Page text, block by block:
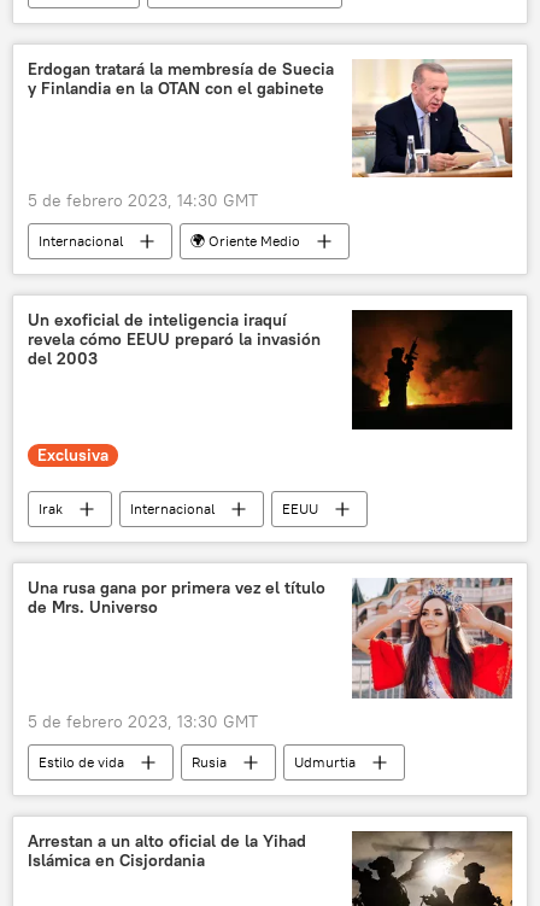
📰 Operación rusa de desmilitarización y desnazificación de Ucrania
Rusia
Ucrania Kramatorsk
Erdogan tratará la membresía de Suecia
y Finlandia en la OTAN con el gabinete
5 de febrero 2023, 14:30 GMT
Internacional
🌍 Oriente Medio
Suecia
Finlandia
Turquía
OTAN
Recep Tayyip Erdogan
Un exoficial de inteligencia iraquí
revela cómo EEUU preparó la invasión
del 2003
Exclusiva
Irak Internacional
EEUU
🛡️ Zonas de conflicto
🌍 Oriente Medio
💬 Opinión y Análisis
🛡️ Historias militares
Guerra de Irak (2003)
Una rusa gana por primera vez el título
de Mrs. Universo
5 de febrero 2023, 13:30 GMT
Estilo de vida Rusia Udmurtia
Arrestan a un alto oficial de la Yihad
Islámica en Cisjordania